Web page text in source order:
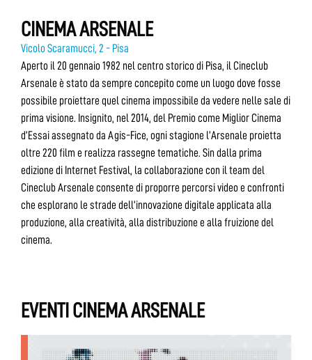
CINEMA ARSENALE
Vicolo Scaramucci, 2 - Pisa
Aperto il 20 gennaio 1982 nel centro storico di Pisa, il Cineclub
Arsenale è stato da sempre concepito come un luogo dove fosse
possibile proiettare quel cinema impossibile da vedere nelle sale di
prima visione. Insignito, nel 2014, del Premio come Miglior Cinema
d’Essai assegnato da Agis-Fice, ogni stagione l’Arsenale proietta
oltre 220 film e realizza rassegne tematiche. Sin dalla prima
edizione di Internet Festival, la collaborazione con il team del
Cineclub Arsenale consente di proporre percorsi video e confronti
che esplorano le strade dell’innovazione digitale applicata alla
produzione, alla creatività, alla distribuzione e alla fruizione del
cinema.
EVENTI CINEMA ARSENALE